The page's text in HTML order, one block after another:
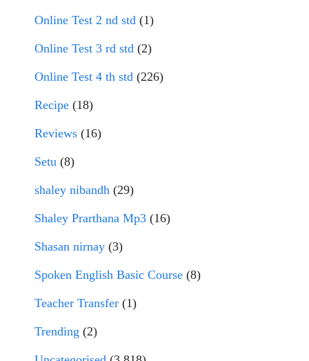
Online Test 2 nd std (1)
Online Test 3 rd std (2)
Online Test 4 th std (226)
Recipe (18)
Reviews (16)
Setu (8)
shaley nibandh (29)
Shaley Prarthana Mp3 (16)
Shasan nirnay (3)
Spoken English Basic Course (8)
Teacher Transfer (1)
Trending (2)